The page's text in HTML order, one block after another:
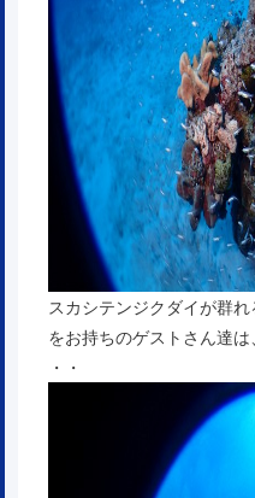
スカシテンジクダイが群
をお持ちのゲストさん達は
・・